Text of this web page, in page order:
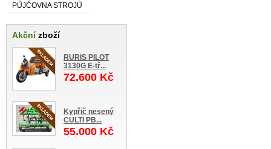
PŮJĆOVNA STROJŮ
Akčnízboží
RURIS PILOT
3130G E-tř...
72.600 Kč
Kypřič nesený
CULTI PB...
55.000 Kč